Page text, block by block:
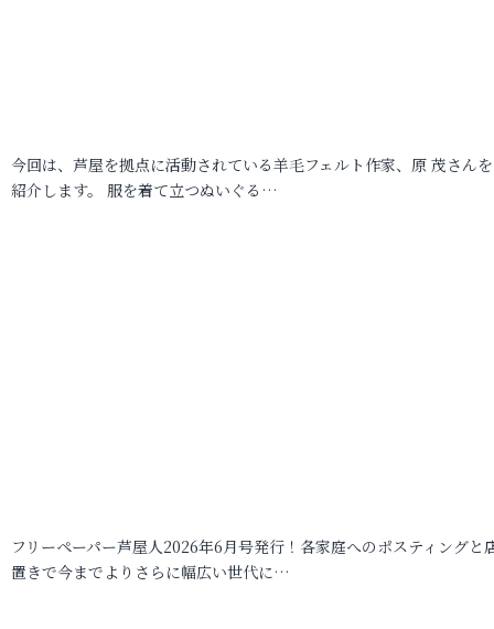
今回は、芦屋を拠点に活動されている羊毛フェルト作家、原 茂さん
紹介します。 服を着て立つぬいぐる…
フリーペーパー芦屋人2026年6月号発行！各家庭へのポスティングと
置きで今までよりさらに幅広い世代に…